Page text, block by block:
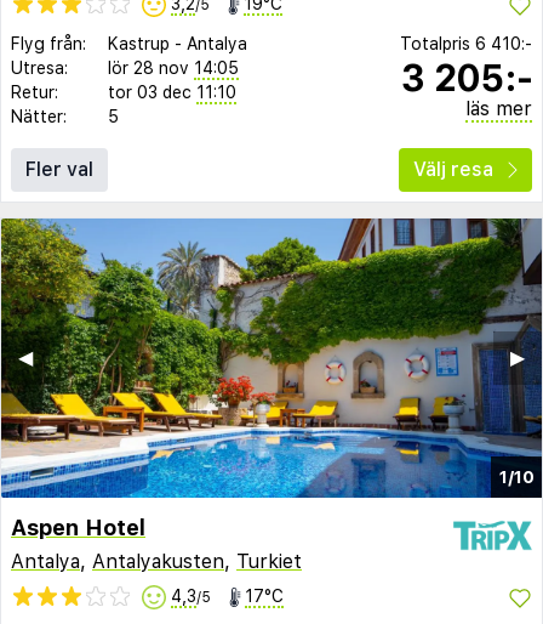
/5
Flyg från: Kastrup - Antalya
Utresa:
lör 28 nov 14:05
Retur:
tor 03 dec 11:10
Nätter:
5
Totalpris 6 410:-
3 205:-
läs mer
Fler val Välj resa
1/10
▶︎
◀︎
Aspen Hotel
Antalya, Antalyakusten, Turkiet
4,3/5 17°C